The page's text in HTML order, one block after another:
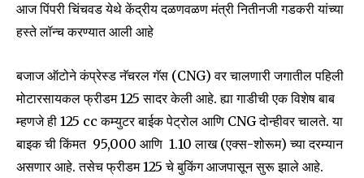
आज पिंपरी चिंचवड येथे केंद्रीय दळणवळण मंत्री नितीनजी गडकरी यांच्या
हस्ते लॉन्च करण्यात आली आहे
बजाज ऑटोने कंप्रेस्ड नॅचरल गॅस (CNG) वर चालणारी जगातील पहिली
मोटारसायकल फ्रीडम 125 सादर केली आहे. ह्या गाडीची एक विशेष बाब
म्हणजे ही 125 cc कम्युटर बाईक पेट्रोल आणि CNG दोन्हीवर चालते. या
बाइक ची किंमत ₹ 95,000 आणि ₹ 1.10 लाख (एक्स-शोरूम) च्या दरम्यान
असणार आहे. तसेच फ्रीडम 125 चे बुकिंग आजपासून सुरू झाले आहे.